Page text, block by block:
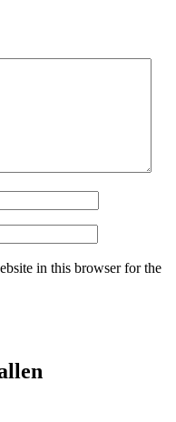
in this browser for the